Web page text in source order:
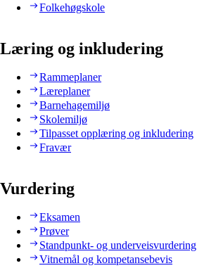
Folkehøgskole
Læring og inkludering
Rammeplaner
Læreplaner
Barnehagemiljø
Skolemiljø
Tilpasset opplæring og inkludering
Fravær
Vurdering
Eksamen
Prøver
Standpunkt- og underveisvurdering
Vitnemål og kompetansebevis